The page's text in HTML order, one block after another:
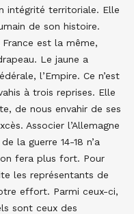
intégrité territoriale. Elle
de son histoire.
est la même,
Le jaune a
l’Empire. Ce n’est
à trois reprises. Elle
de nous envahir de ses
Associer l’Allemagne
la guerre 14-18 n’a
fera plus fort. Pour
les représentants de
effort. Parmi ceux-ci,
sont ceux des